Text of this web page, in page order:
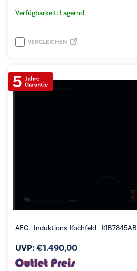
Verfügbarkeit: Lagernd
VERGLEICHEN
AEG - Induktions-Kochfeld - KIB7845AB
UVP:€1.490,00